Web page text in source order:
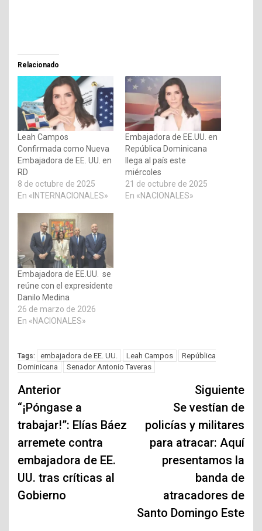
Relacionado
Leah Campos
Confirmada como Nueva
Embajadora de EE. UU. en
RD
8 de octubre de 2025
En «INTERNACIONALES»
Embajadora de EE.UU. en
República Dominicana
llega al país este
miércoles
21 de octubre de 2025
En «NACIONALES»
Embajadora de EE.UU. se
reúne con el expresidente
Danilo Medina
26 de marzo de 2026
En «NACIONALES»
Tags: embajadora de EE. UU. Leah Campos
República
Dominicana
Senador Antonio Taveras
Navegación
de
entradas
Anterior
“¡Póngase a
trabajar!”: Elías Báez
arremete contra
embajadora de EE.
UU. tras críticas al
Gobierno
Siguiente
Se vestían de
policías y militares
para atracar: Aquí
presentamos la
banda de
atracadores de
Santo Domingo Este